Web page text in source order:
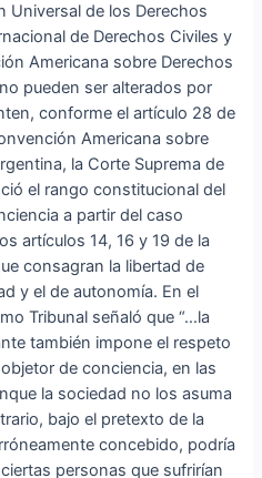
Universal de los Derechos
de Derechos Civiles y
Americana sobre Derechos
pueden ser alterados por
conforme el artículo 28 de
Americana sobre
la Corte Suprema de
el rango constitucional del
a partir del caso
artículos 14, 16 y 19 de la
consagran la libertad de
y el de autonomía. En el
Tribunal señaló que “…la
también impone el respeto
de conciencia, en las
la sociedad no los asuma
bajo el pretexto de la
concebido, podría
personas que sufrirían